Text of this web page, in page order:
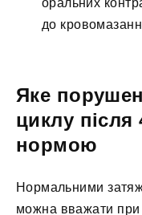
до
Яке
циклу після
нормою
Нормальними
можна вважати